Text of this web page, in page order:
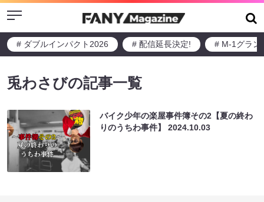
Menu
# ダブルインパクト2026 # 配信延長決定! # M-1グラン
兎わさびの記事一覧
バイク少年の楽屋事件簿その2【夏の終わ
りのうちわ事件】2024.10.03